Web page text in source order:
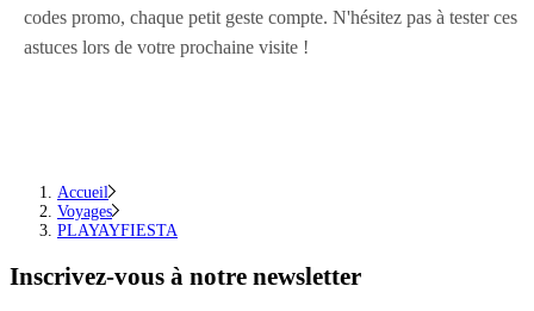
codes promo, chaque petit geste compte. N'hésitez pas à tester ces
astuces lors de votre prochaine visite !
Accueil
Voyages
PLAYAYFIESTA
Inscrivez-vous à notre newsletter